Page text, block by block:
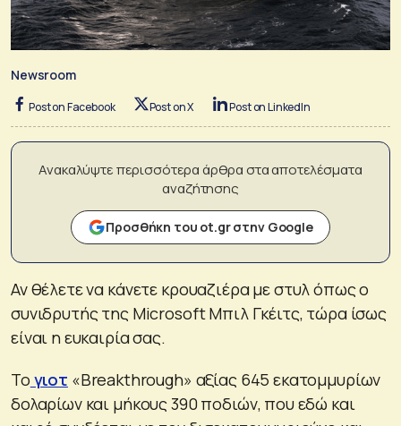
Newsroom
Post on Facebook Post on X Post on LinkedIn
Ανακαλύψτε περισσότερα άρθρα στα αποτελέσματα
αναζήτησης
Προσθήκη του ot.gr στην Google
Αν θέλετε να κάνετε κρουαζιέρα με στυλ όπως ο
συνιδρυτής της Microsoft Μπιλ Γκέιτς, τώρα ίσως
είναι η ευκαιρία σας.
Το γιοτ «Breakthrough» αξίας 645 εκατομμυρίων
δολαρίων και μήκους 390 ποδιών, που εδώ και